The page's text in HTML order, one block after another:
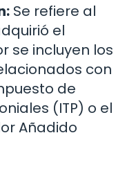
Se refiere al
el
se incluyen los
con
de
(ITP) o el
Añadido